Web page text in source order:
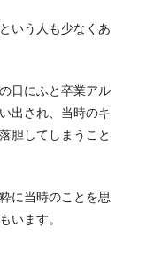
いう人も少なくあ
日にふと卒業アル
出され、当時のキ
胆してしまうこと
に当時のことを思
います。